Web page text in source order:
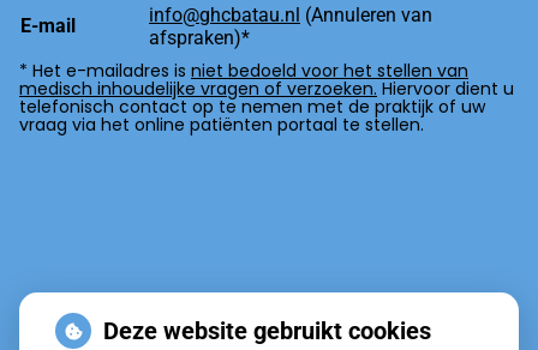
E-mail
info@ghcbatau.nl (Annuleren van
afspraken)*
* Het e-mailadres is niet bedoeld voor het stellen van
medisch inhoudelijke vragen of verzoeken. Hiervoor dient u
telefonisch contact op te nemen met de praktijk of uw
vraag via het online patiënten portaal te stellen.
Deze website gebruikt cookies